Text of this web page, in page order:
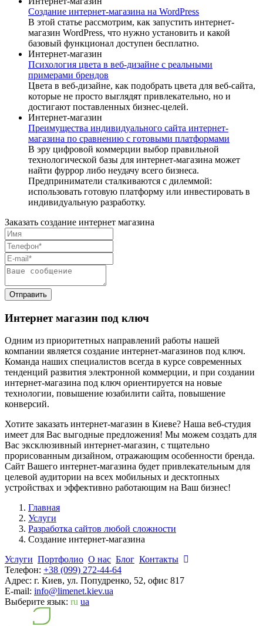
Создание интернет-магазина на WordPress
В этой статье рассмотрим, как запустить интернет-
магазин WordPress, что нужно установить и какой
базовый функционал доступен бесплатно.
Интернет-магазин
Психология цвета в веб-дизайне с реальными
примерами брендов
Цвета в веб-дизайне, как подобрать цвета для веб-сайта,
которые не просто выглядят привлекательно, но и
достигают поставленных бизнес-целей.
Интернет-магазин
Преимущества индивидуального сайта интернет-
магазина по сравнению с готовыми платформами
В эру цифровой коммерции выбор правильной
технологической базы для интернет-магазина может
найти фуррор либо неудачу всего бизнеса.
Предприниматели сталкиваются с дилеммой:
использовать готовую платформу или инвестировать в
индивидуальную разработку.
Заказать создание интернет магазина
Отправить
Интернет магазин под ключ
Одним из приоритетных направлений работы нашей
компании является создание интернет-магазинов под ключ.
Команда наших специалистов всегда в курсе современных
тенденций развития электронной коммерции, и при создании
интернет-магазина под ключ ориентируется на новые
технологии, повышение юзабилити сайта, повышение
конверсий.
Хотите заказать интернет-магазин в Киеве? Наша веб-студия
имеет для Вас выгодные предложения! Мы можем создать для
Вас эксклюзивный интернет-магазин, с тщательно
прорисованным дизайном, отражающим особенности бренда.
Сайт Вашего интернет-магазина будет привлекательным для
целевой аудитории на всех мобильных и десктопных
устройствах и эффективно работающим на Ваш бизнес!
Главная
Услуги
Разработка сайтов любой сложности
Создание интернет-магазина
Услуги Портфолио О нас Блог Контакты
Телефон: +38 (099) 272-44-64
Адрес: г. Киев, ул. Попудренко, 52, офис 817
E-mail: info@limenet.kiev.ua
Выберите язык: ru ua